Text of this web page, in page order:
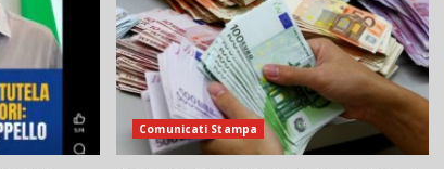
Comunicati Stampa